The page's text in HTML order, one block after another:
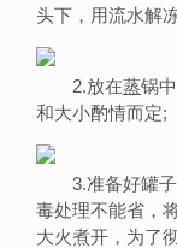
头下，用流水解
2.放在蒸锅
和大小酌情而定;
3.准备好罐子
毒处理不能省，
大火煮开，为了